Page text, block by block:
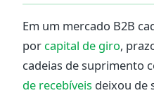
Em um mercado B2B
por capital de giro,
cadeias de suprimento
de recebíveis deixou de